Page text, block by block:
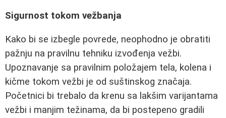
Sigurnost tokom vežbanja
Kako bi se izbegle povrede, neophodno je obratiti
pažnju na pravilnu tehniku izvođenja vežbi.
Upoznavanje sa pravilnim položajem tela, kolena i
kičme tokom vežbi je od suštinskog značaja.
Početnici bi trebalo da krenu sa lakšim varijantama
vežbi i manjim težinama, da bi postepeno gradili